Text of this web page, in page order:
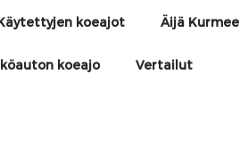
koeajot Äijä Kurmee
koeajo Vertailut